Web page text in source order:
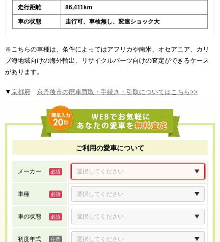
走行距離 86,411km
車の状態 走行可、車検無し、変速ショック大
※こちらの車種は、条件によってはアフリカや南米、オセアニア、カリ
ブ海地域向けの海外輸出、リサイクルパーツ向けの査定ができるケース
があります。
▼ 京都府 京丹後市の廃車買取・手続き・引取についてはこちら>>
ご利用の愛車について
メーカー
車種
車の状態
初度年式